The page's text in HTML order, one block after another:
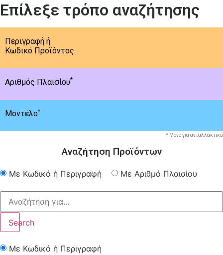
Επίλεξε τρόπο αναζήτησης
Περιγραφή ή
Κωδικό Προϊόντος
Αριθμός Πλαισίου*
Μοντέλο*
* Μόνο για ανταλλακτικά
Αναζήτηση Προϊόντων
Με Κωδικό ή Περιγραφή Με Αριθμό Πλαισίου
Search
Με Κωδικό ή Περιγραφή